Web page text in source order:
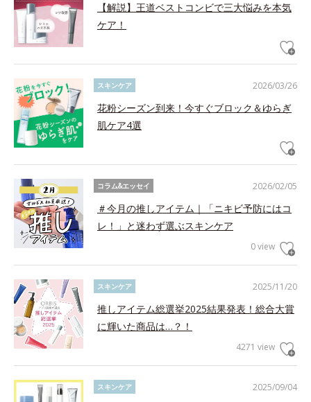
【解説】王道ベストコンビで三大悩みを本気
ケア！
2026/03/26
スキンケア
花粉シーズン到来！今すぐブロック＆ゆらぎ
肌ケア4選
2026/02/05
コラム&エッセイ
＃今月の推しアイテム｜「ニキビ予防にはコ
レ！」と迷わず選ぶスキンケア
0 view
2025/11/20
スキンケア
推しアイテム総選挙2025結果発表！総合大賞
に輝いた商品は…？！
4271 view
2025/09/04
スキンケア